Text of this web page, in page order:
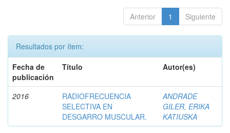
Anterior 1 Siguiente
Resultados por ítem:
Fecha de
publicación
Título Autor(es)
2016
RADIOFRECUENCIA
SELECTIVA EN
DESGARRO MUSCULAR.
ANDRADE
GILER, ERIKA
KATIUSKA